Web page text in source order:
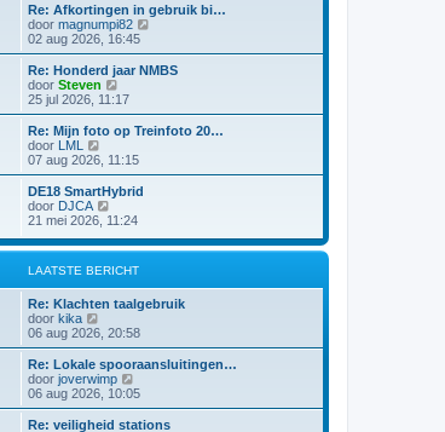
j
k
a
t
e
e
r
i
h
t
Re: Afkortingen in gebruik bi…
door magnumpi82
k
i
a
a
r
i
t
02 aug 2026, 16:45
Re: Honderd jaar NMBS
door Steven
e
k
i
k
a
a
s
t
e
b
e
r
c
h
t
25 jul 2026, 11:17
Re: Mijn foto op Treinfoto 20…
door LML
k
i
j
k
l
a
t
s
t
b
e
r
i
h
t
07 aug 2026, 11:15
DE18 SmartHybrid
door DJCA
e
i
k
l
a
t
s
t
e
b
e
r
21 mei 2026, 11:24
LAATSTE BERICHT
Re: Klachten taalgebruik
door kika
e
k
i
j
k
l
a
06 aug 2026, 20:58
Re: Lokale spooraansluitingen…
door joverwimp
e
k
i
06 aug 2026, 10:05
Re: veiligheid stations